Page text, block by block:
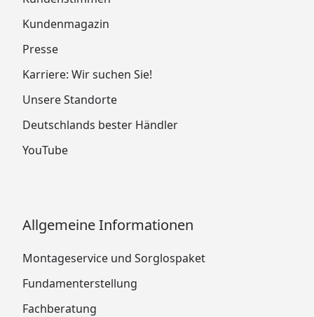
Kundenmagazin
Presse
Karriere: Wir suchen Sie!
Unsere Standorte
Deutschlands bester Händler
YouTube
Allgemeine Informationen
Montageservice und Sorglospaket
Fundamenterstellung
Fachberatung